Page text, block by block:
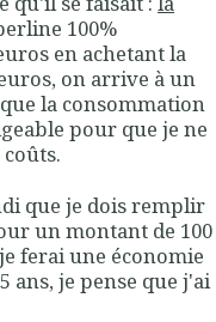
100%
en achetant la
on arrive à un
la consommation
pour que je ne
que je dois remplir
un montant de 100
ferai une économie
ans, je pense que j'ai